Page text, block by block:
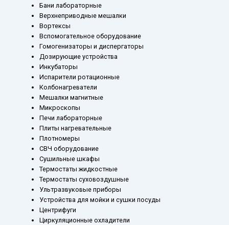
Бани лабораторные
Верхнеприводные мешалки
Вортексы
Вспомогательное оборудование
Гомогенизаторы и диспергаторы
Дозирующие устройства
Инкубаторы
Испарители ротационные
Колбонагреватели
Мешалки магнитные
Микроскопы
Печи лабораторные
Плиты нагревательные
Плотномеры
СВЧ оборудование
Сушильные шкафы
Термостаты жидкостные
Термостаты суховоздушные
Ультразвуковые приборы
Устройства для мойки и сушки посуды
Центрифуги
Циркуляционные охладители